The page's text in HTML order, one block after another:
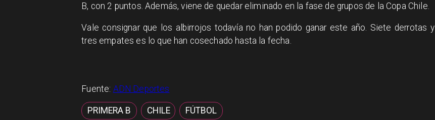
B, con 2 puntos. Además, viene de quedar eliminado en la fase de grupos de la Copa Chile.
Vale consignar que los albirrojos todavía no han podido ganar este año. Siete derrotas y
tres empates es lo que han cosechado hasta la fecha.
Fuente: ADN Deportes
PRIMERA B CHILE FÚTBOL